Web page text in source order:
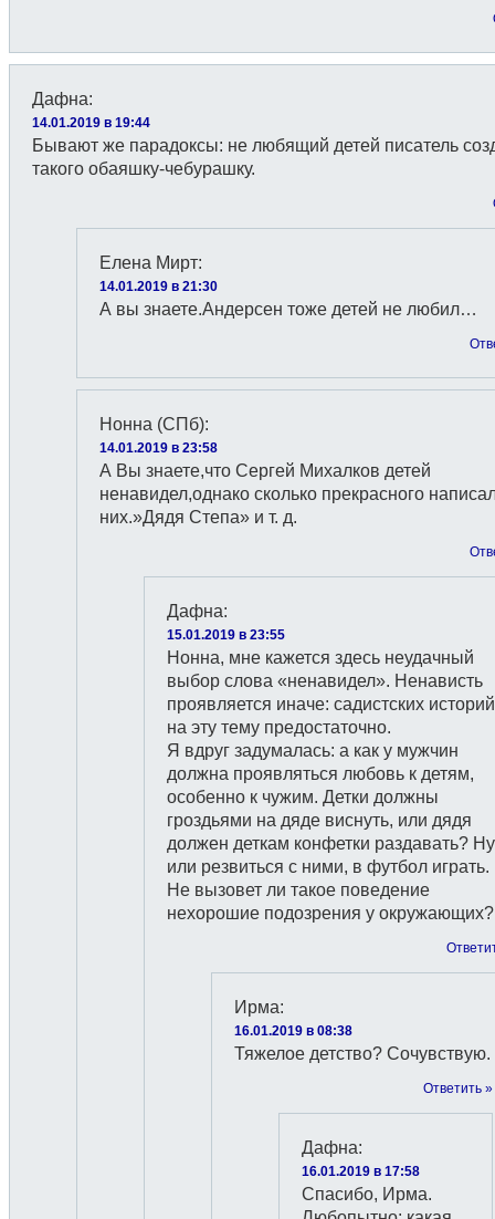
Дафна:
14.01.2019 в 19:44
Бывают же парадоксы: не любящий детей писатель
такого обаяшку-чебурашку.
Елена Мирт:
14.01.2019 в 21:30
А вы знаете.Андерсен тоже детей не любил…
Нонна (СПб):
14.01.2019 в 23:58
А Вы знаете,что Сергей Михалков детей
ненавидел,однако сколько прекрасного
них.»Дядя Степа» и т. д.
Дафна:
15.01.2019 в 23:55
Нонна, мне кажется здесь неудачный
выбор слова «ненавидел». Ненависть
проявляется иначе: садистских историй
на эту тему предостаточно.
Я вдруг задумалась: а как у мужчин
должна проявляться любовь к детям,
особенно к чужим. Детки должны
гроздьями на дяде виснуть, или дядя
должен деткам конфетки раздавать? Ну
или резвиться с ними, в футбол играть.
Не вызовет ли такое поведение
нехорошие подозрения у окружающих?
Ирма:
16.01.2019 в 08:38
Тяжелое детство? Сочувствую.
Ответить »
Дафна:
16.01.2019 в 17:58
Спасибо, Ирма.